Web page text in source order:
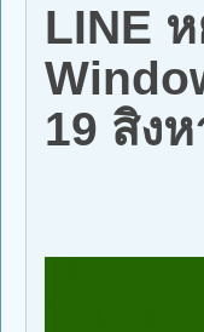
LINE
19 สิง